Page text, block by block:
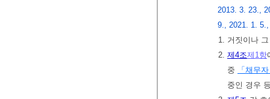
2013. 3. 23.,
9., 2021. 1.
1. 거짓이나
2. 제4조제1항
중
「채무
중인 경우